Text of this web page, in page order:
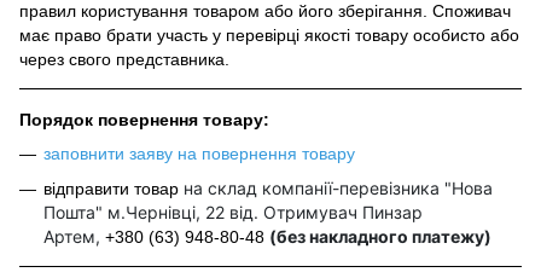
правил користування товаром або його зберігання. Споживач
має право брати участь у перевірці якості товару особисто або
через свого представника.
Порядок повернення товару:
заповнити заяву на повернення товару
відправити товар на склад компанії-перевізника "Нова
Пошта" м.Чернівці, 22 від. Отримувач Пинзар
Артем, +380 (63) 948-80-48 (без накладного платежу)